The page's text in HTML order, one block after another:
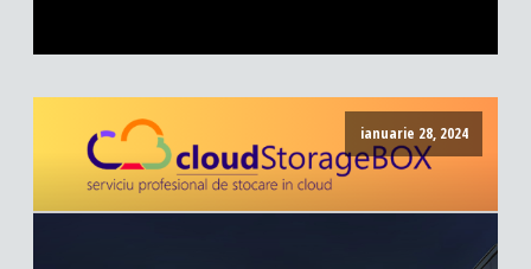
ianuarie 28, 2024